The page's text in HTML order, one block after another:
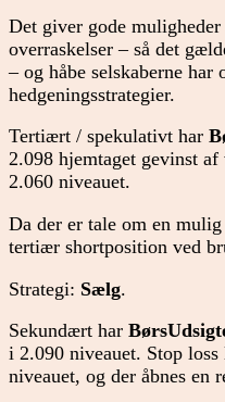
Det giver gode
overraskelser – så det
– og håbe selskaberne har
hedgeningsstrategier.
Tertiært / spekulativt har
2.098 hjemtaget gevinst
2.060 niveauet.
Da der er tale om en
tertiær shortposition ved
Strategi: Sælg.
Sekundært har
i 2.090 niveauet. Stop
niveauet, og der åbnes en